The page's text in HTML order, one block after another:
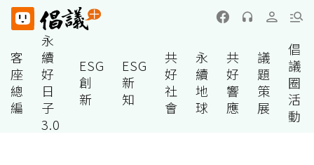
客
座
總
編
永
續
好
日
子
3.0
ESG
創
新
ESG
新
知
共
好
社
會
永
續
地
球
共
好
響
應
議
題
策
展
倡
議
圈
活
動